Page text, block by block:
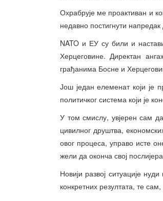
Охрабрује ме проактиван и
недавно постигнути
NATO и ЕУ су били и
Херцеговине. Директан
грађанима Босне и
Још један елеменат који је
политичког система који је
У том смислу, увјерен сам да
цивилног друштва,
овог процеса, управо исте
жели да оконча свој
Новији развој ситуације
конкретних резултата, те